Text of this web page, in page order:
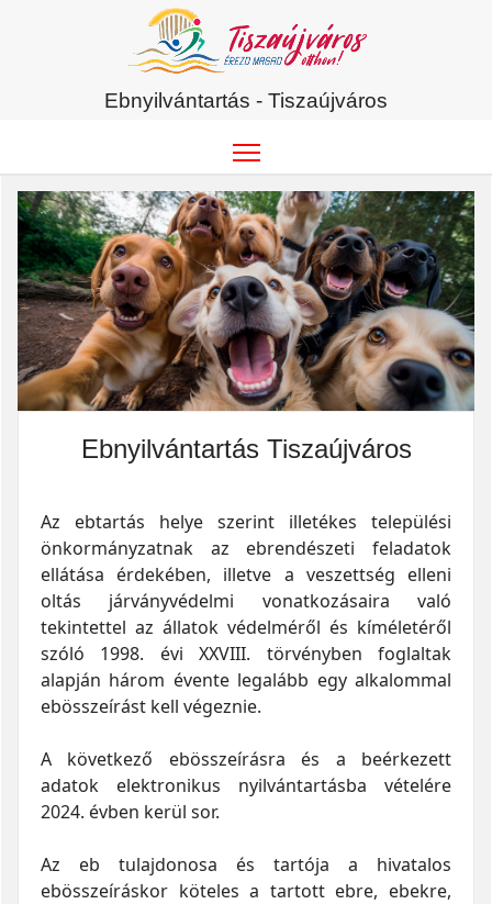
Ebnyilvántartás - Tiszaújváros
Ebnyilvántartás Tiszaújváros
Az ebtartás helye szerint illetékes települési
önkormányzatnak az ebrendészeti feladatok
ellátása érdekében, illetve a veszettség elleni
oltás járványvédelmi vonatkozásaira való
tekintettel az állatok védelméről és kíméletéről
szóló 1998. évi XXVIII. törvényben foglaltak
alapján három évente legalább egy alkalommal
ebösszeírást kell végeznie.
A következő ebösszeírásra és a beérkezett
adatok elektronikus nyilvántartásba vételére
2024. évben kerül sor.
Az eb tulajdonosa és tartója a hivatalos
ebösszeíráskor köteles a tartott ebre, ebekre,